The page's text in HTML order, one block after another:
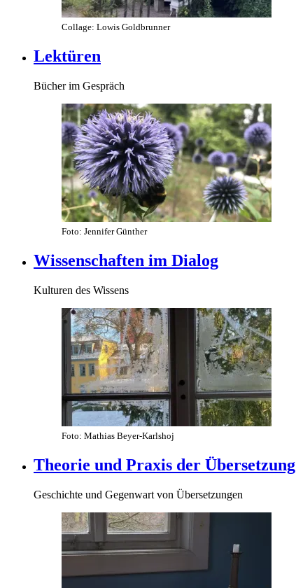
Collage: Lowis Goldbrunner
Lektüren
Bücher im Gespräch
Foto: Jennifer Günther
Wissenschaften im Dialog
Kulturen des Wissens
Foto: Mathias Beyer-Karlshoj
Theorie und Praxis der Übersetzung
Geschichte und Gegenwart von Übersetzungen